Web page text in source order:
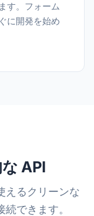
す。フォーム
に開発を始め
API
えるクリーンな
できます。